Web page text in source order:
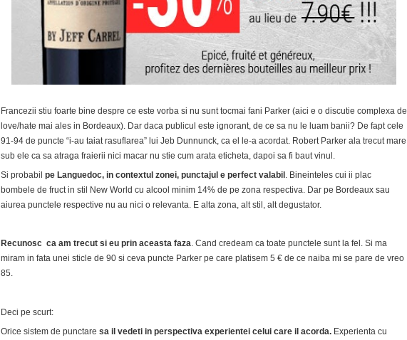
Francezii stiu foarte bine despre ce este vorba si nu sunt tocmai fani Parker (aici e o discutie complexa de
love/hate mai ales in Bordeaux). Dar daca publicul este ignorant, de ce sa nu le luam banii? De fapt cele
91-94 de puncte “i-au taiat rasuflarea” lui Jeb Dunnunck, ca el le-a acordat. Robert Parker ala trecut mare
sub ele ca sa atraga fraierii nici macar nu stie cum arata eticheta, dapoi sa fi baut vinul.
Si probabil pe Languedoc, in contextul zonei, punctajul e perfect valabil . Bineinteles cui ii plac
bombele de fruct in stil New World cu alcool minim 14% de pe zona respectiva. Dar pe Bordeaux sau
aiurea punctele respective nu au nici o relevanta. E alta zona, alt stil, alt degustator.
Recunosc ca am trecut si eu prin aceasta faza. Cand credeam ca toate punctele sunt la fel. Si ma
miram in fata unei sticle de 90 si ceva puncte Parker pe care platisem 5 € de ce naiba mi se pare de vreo
85.
Deci pe scurt:
Orice sistem de punctare sa il vedeti in perspectiva experientei celui care il acorda. Experienta cu